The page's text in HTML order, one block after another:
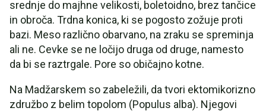
srednje do majhne velikosti, boletoidno, brez tančice
in obroča. Trdna konica, ki se pogosto zožuje proti
bazi. Meso različno obarvano, na zraku se spreminja
ali ne. Cevke se ne ločijo druga od druge, namesto
da bi se raztrgale. Pore so običajno kotne.
Na Madžarskem so zabeležili, da tvori ektomikorizno
združbo z belim topolom (Populus alba). Njegovi